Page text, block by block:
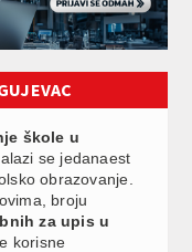
škole u
se jedanaest
obrazovanje.
broju
za upis u
korisne